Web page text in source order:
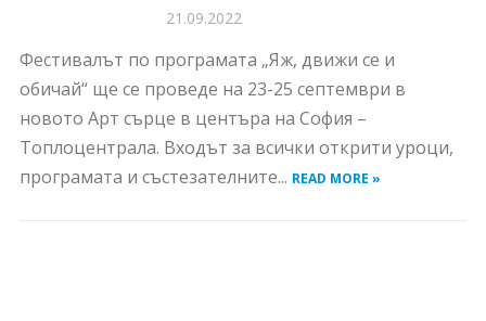
21.09.2022
Фестивалът по програмата „Яж, движи се и
обичай“ ще се проведе на 23-25 септември в
новото Арт сърце в центъра на София –
Топлоцентрала. Входът за всички открити уроци,
програмата и състезателните... READ MORE »